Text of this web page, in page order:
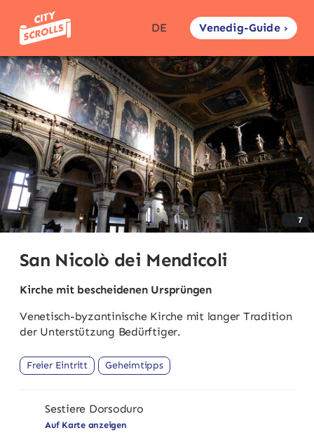
DE Venedig-Guide ›
7
San Nicolò dei Mendicoli
Kirche mit bescheidenen Ursprüngen
Venetisch-byzantinische Kirche mit langer Tradition
der Unterstützung Bedürftiger.
Freier Eintritt Geheimtipps
Sestiere Dorsoduro
Auf Karte anzeigen